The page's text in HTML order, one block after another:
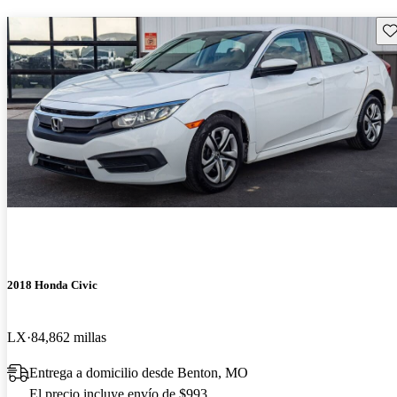
2018 Honda Civic
LX 84,862 millas
Entrega a domicilio desde Benton, MO